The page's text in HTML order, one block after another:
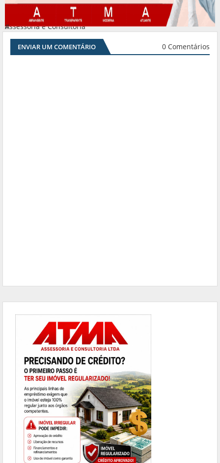
Assessoria e Consultoria
#
ENVIAR UM COMENTÁRIO 0 Comentários